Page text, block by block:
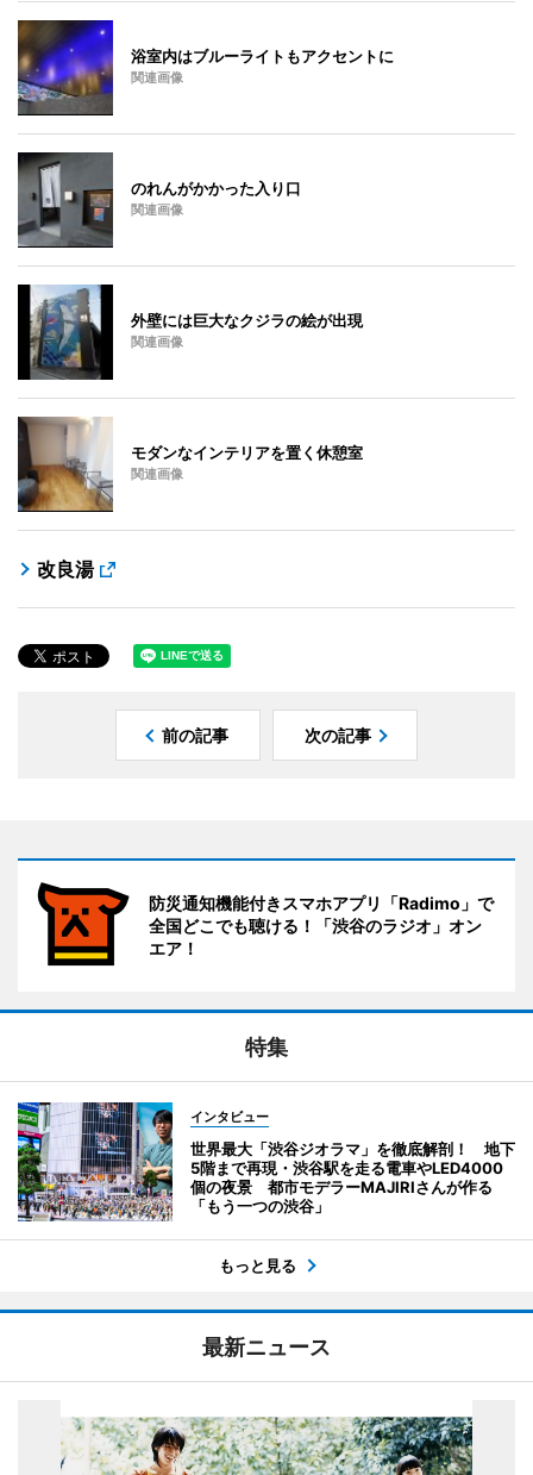
浴室内はブルーライトもアクセントに
関連画像
のれんがかかった入り口
関連画像
外壁には巨大なクジラの絵が出現
関連画像
モダンなインテリアを置く休憩室
関連画像
改良湯
前の記事 次の記事
防災通知機能付きスマホアプリ「Radimo」で
全国どこでも聴ける！「渋谷のラジオ」オン
エア！
特集
インタビュー
世界最大「渋谷ジオラマ」を徹底解剖！ 地下
5階まで再現・渋谷駅を走る電車やLED4000
個の夜景 都市モデラーMAJIRIさんが作る
「もう一つの渋谷」
もっと見る
最新ニュース